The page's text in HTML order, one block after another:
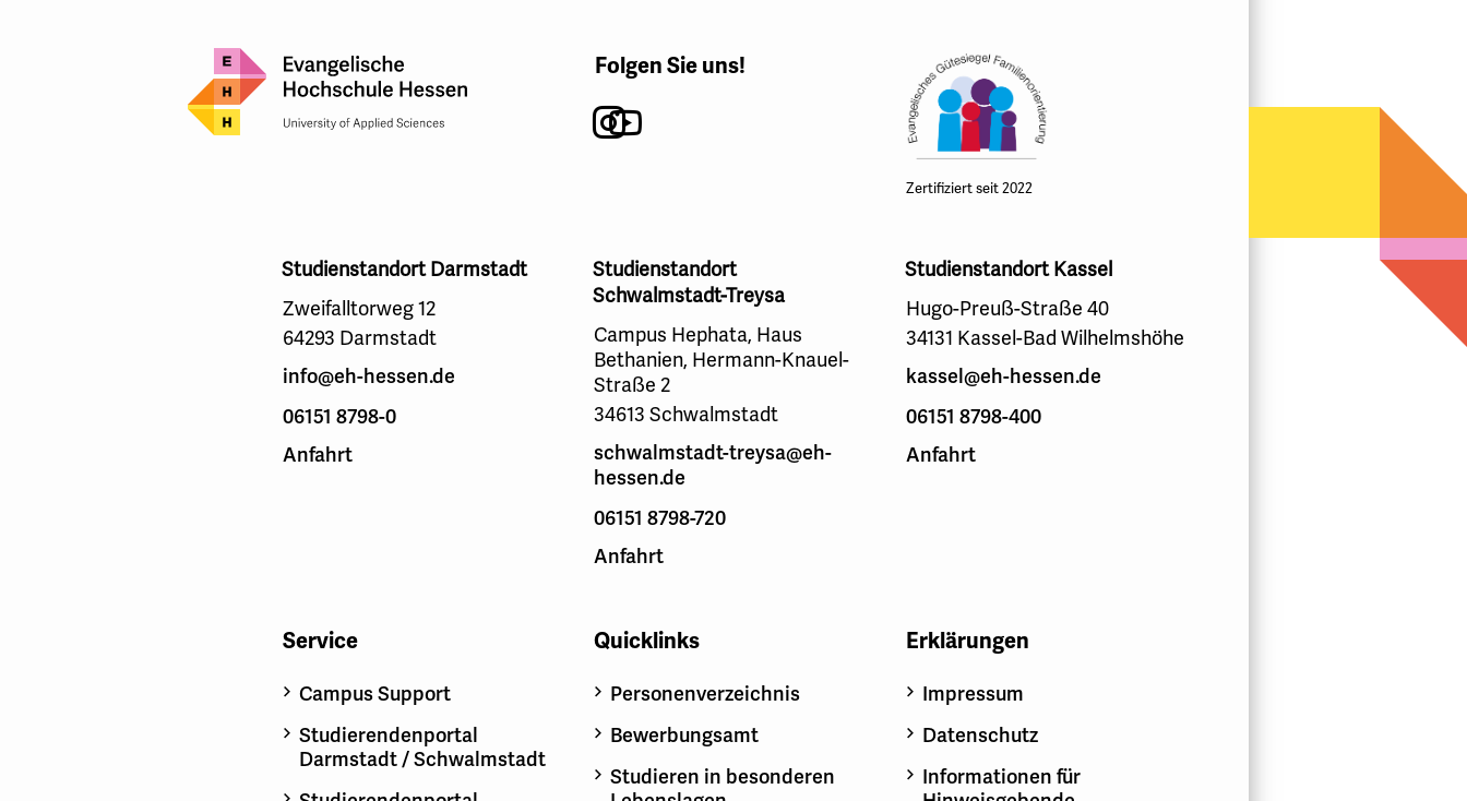
Folgen Sie uns!
Instagram
Youtube
Zertifiziert seit 2022
Studienstandort Darmstadt
Zweifalltorweg 12
64293 Darmstadt
info@eh-hessen.de
06151 8798-0
Anfahrt
Studienstandort
Schwalmstadt-Treysa
Campus Hephata, Haus
Bethanien, Hermann-Knauel-
Straße 2
34613 Schwalmstadt
schwalmstadt-treysa@eh-
hessen.de
06151 8798-720
Anfahrt
Studienstandort Kassel
Hugo-Preuß-Straße 40
34131 Kassel-Bad Wilhelmshöhe
kassel@eh-hessen.de
06151 8798-400
Anfahrt
Service
Campus Support
Studierendenportal
Darmstadt / Schwalmstadt
Quicklinks
Personenverzeichnis
Bewerbungsamt
Studieren in besonderen
Erklärungen
Impressum
Datenschutz
Informationen für